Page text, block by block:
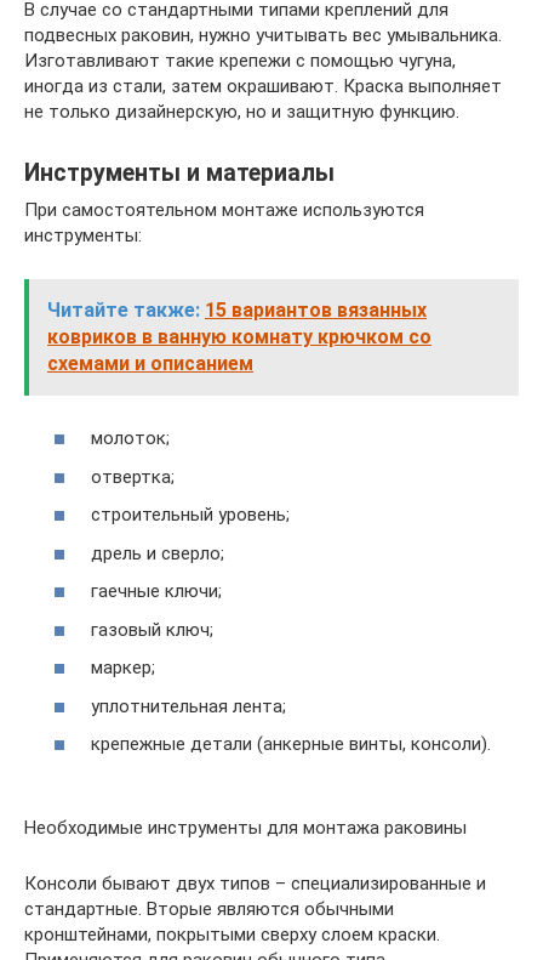
В случае со стандартными типами креплений для
подвесных раковин, нужно учитывать вес умывальника.
Изготавливают такие крепежи с помощью чугуна,
иногда из стали, затем окрашивают. Краска выполняет
не только дизайнерскую, но и защитную функцию.
Инструменты и материалы
При самостоятельном монтаже используются
инструменты:
Читайте также: 15 вариантов вязанных
ковриков в ванную комнату крючком со
схемами и описанием
молоток;
отвертка;
строительный уровень;
дрель и сверло;
гаечные ключи;
газовый ключ;
маркер;
уплотнительная лента;
крепежные детали (анкерные винты, консоли).
Необходимые инструменты для монтажа раковины
Консоли бывают двух типов – специализированные и
стандартные. Вторые являются обычными
кронштейнами, покрытыми сверху слоем краски.